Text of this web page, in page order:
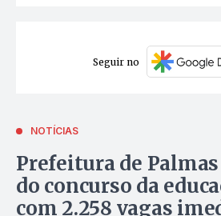
Seguir no
NOTÍCIAS
Prefeitura de
do concurso da
com 2.258 vagas